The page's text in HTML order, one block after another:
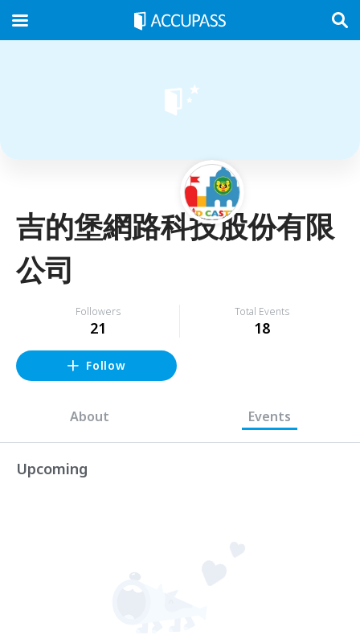
吉的堡網路科技股份有限
公司
Followers
21
Total Events
18
Follow
About Events
Upcoming